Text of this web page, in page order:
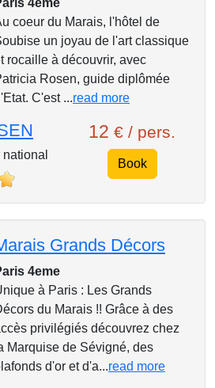
coeur du Marais, l'hôtel de
un joyau de l'art classique
rocaille à découvrir, avec
Rosen, guide diplômée
C'est ...read more
12 € / pers.
Book
Grands Décors
4eme
à Paris : Les Grands
du Marais !! Grâce à des
privilégiés découvrez chez
Marquise de Sévigné, des
d'or et d'a...read more